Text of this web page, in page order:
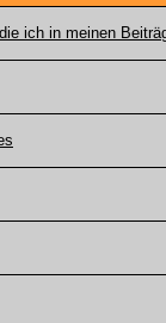
ich in meinen